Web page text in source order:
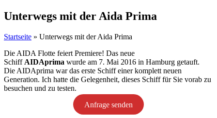
Unterwegs mit der Aida Prima
Startseite » Unterwegs mit der Aida Prima
Die AIDA Flotte feiert Premiere! Das neue
Schiff AIDAprima wurde am 7. Mai 2016 in Hamburg getauft.
Die AIDAprima war das erste Schiff einer komplett neuen
Generation. Ich hatte die Gelegenheit, dieses Schiff für Sie vorab zu
besuchen und zu testen.
Anfrage senden